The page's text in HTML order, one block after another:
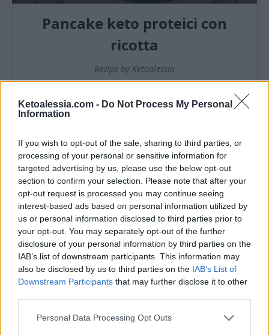
Ketoalessia.com - Do Not Process My Personal
Information
If you wish to opt-out of the sale, sharing to third parties, or
processing of your personal or sensitive information for
targeted advertising by us, please use the below opt-out
section to confirm your selection. Please note that after your
opt-out request is processed you may continue seeing
interest-based ads based on personal information utilized by
us or personal information disclosed to third parties prior to
your opt-out. You may separately opt-out of the further
disclosure of your personal information by third parties on the
IAB’s list of downstream participants. This information may
also be disclosed by us to third parties on the IAB’s List of
Downstream Participants that may further disclose it to other
Personal Data Processing Opt Outs
Pancake keto proteici con
ricotta
Recipe by Ketoalessia
Cuisine:chetogenica Difficulty:Facile
3
5 minutes
Tempo di cottura
10 minutes
Tempo totale
15 minutes
Ognuno degli ingredienti utilizzati per questa
ricetta è indispensabile per la riuscita della ricetta
stessa. Qualsiasi sostituzione (o omissione) che non
è espressamente indicata ne pregiudicherà il
risultato finale.
Leggi le possibili sostituzioni nelle
note in fondo alla scheda
pancake.